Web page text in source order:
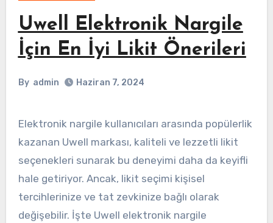
Uwell Elektronik Nargile
İçin En İyi Likit Önerileri
By admin Haziran 7, 2024
Elektronik nargile kullanıcıları arasında popülerlik
kazanan Uwell markası, kaliteli ve lezzetli likit
seçenekleri sunarak bu deneyimi daha da keyifli
hale getiriyor. Ancak, likit seçimi kişisel
tercihlerinize ve tat zevkinize bağlı olarak
değişebilir. İşte Uwell elektronik nargile